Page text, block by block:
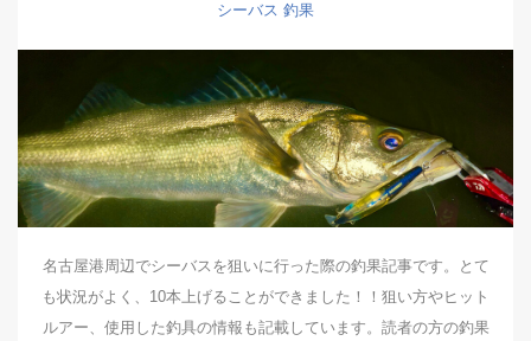
シーバス 釣果
名古屋港周辺でシーバスを狙いに行った際の釣果記事です。とて
も状況がよく、10本上げることができました！！狙い方やヒット
ルアー、使用した釣具の情報も記載しています。読者の方の釣果